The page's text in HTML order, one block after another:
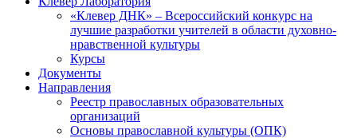
«Клевер ДНК» – Всероссийский конкурс на
лучшие разработки учителей в области духовно-
нравственной культуры
Курсы
Документы
Направления
Реестр православных образовательных
организаций
Основы православной культуры (ОПК)